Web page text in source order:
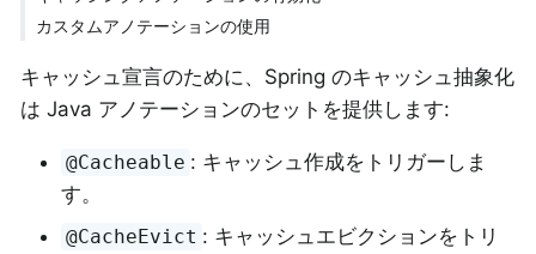
カスタムアノテーションの使用
キャッシュ宣言のために、Spring のキャッシュ抽象化
は Java アノテーションのセットを提供します:
@Cacheable : キャッシュ作成をトリガーしま
す。
@CacheEvict : キャッシュエビクションをトリ